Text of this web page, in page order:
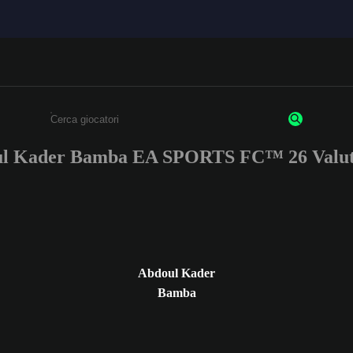
Inserisci un minimo di 3 caratteri o numeri.
Kader Bamba EA SPORTS FC™ 26
Abdoul Kader
Bamba